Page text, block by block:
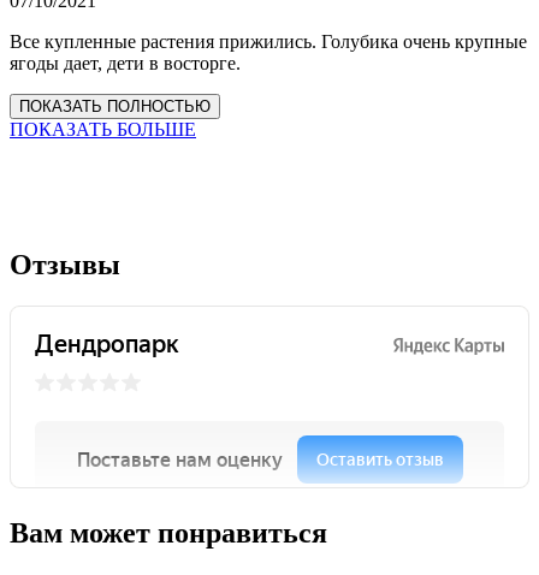
Все купленные растения прижились. Голубика очень крупные
ягоды дает, дети в восторге.
ПОКАЗАТЬ ПОЛНОСТЬЮ
ПОКАЗАТЬ БОЛЬШЕ
Отзывы
Вам может понравиться